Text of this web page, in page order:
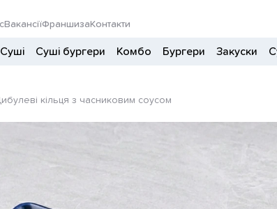
ВакансіїФраншиза Контакти
Суші Суші бургери Комбо Бургери Закуски
кільця з часниковим соусом